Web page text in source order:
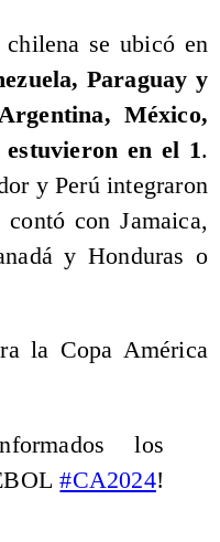
se ubicó en
Paraguay y
México,
en el 1.
y Perú integraron
con Jamaica,
y Honduras o
la Copa América
los
#CA2024!